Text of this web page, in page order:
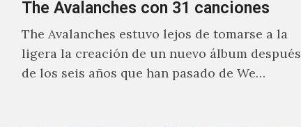
The Avalanches con 31 canciones
The Avalanches estuvo lejos de tomarse a la
ligera la creación de un nuevo álbum después
de los seis años que han pasado de We…